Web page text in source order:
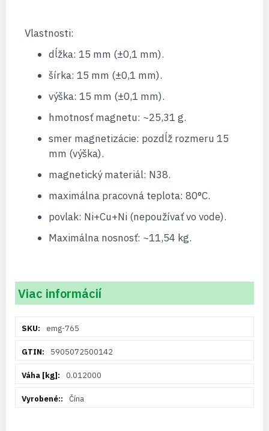
Vlastnosti:
dĺžka: 15 mm (±0,1 mm).
šírka: 15 mm (±0,1 mm).
výška: 15 mm (±0,1 mm).
hmotnosť magnetu: ~25,31 g.
smer magnetizácie: pozdĺž rozmeru 15
mm (výška).
magnetický materiál: N38.
maximálna pracovná teplota: 80°C.
povlak: Ni+Cu+Ni (nepoužívať vo vode).
Maximálna nosnosť: ~11,54 kg.
Viac informácií
informáciíemg-765
5905072500142
0.012000
Čína